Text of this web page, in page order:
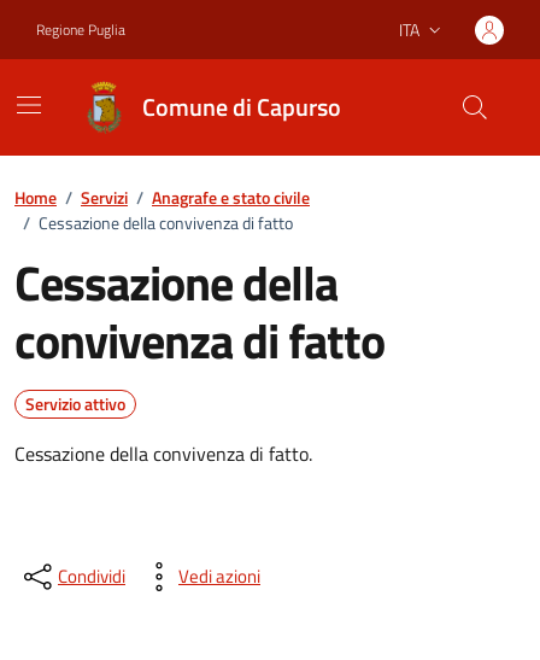
Regione Puglia Lingua attiva:
ITA
Comune di Capurso
Home / Servizi / Anagrafe e stato civile
/ Cessazione della convivenza di fatto
Cessazione della
convivenza di fatto
Servizio attivo
Cessazione della convivenza di fatto.
Condividi Vedi azioni